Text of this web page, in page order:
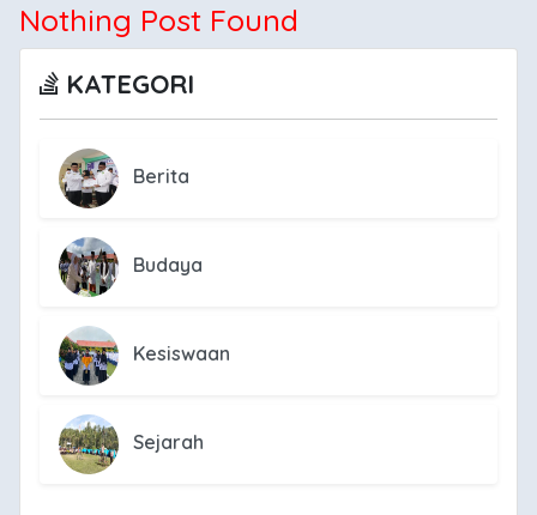
Nothing Post Found
KATEGORI
Berita
Budaya
Kesiswaan
Sejarah